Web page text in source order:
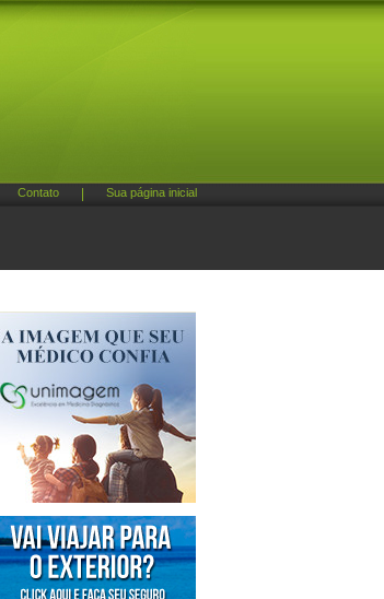
Contato Sua página inicial